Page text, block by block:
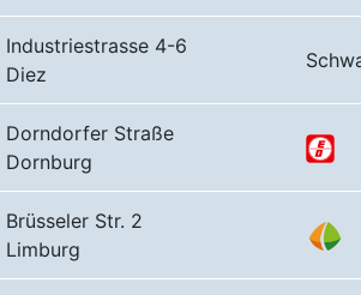
Industriestrasse 4-6
Diez
Dorndorfer Straße
Dornburg
Brüsseler Str. 2
Limburg